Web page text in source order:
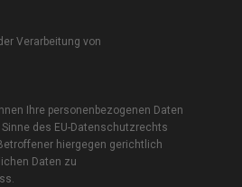
Verarbeitung von
Ihre personenbezogenen Daten
des EU-Datenschutzrechts
hiergegen gerichtlich
Daten zu